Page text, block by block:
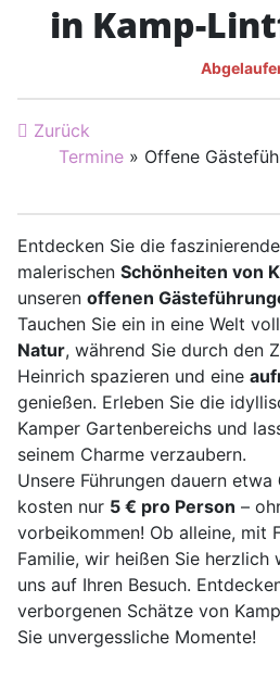
in Kamp-
Zurück
Termine » Offene
Entdecken Sie die
malerischen Schönheiten von
unseren offenen
Tauchen Sie ein in eine Welt
Natur, während Sie durch den
Heinrich spazieren und eine
genießen. Erleben Sie die
Kamper Gartenbereichs und
seinem Charme verzaubern.
Unsere Führungen dauern etwa
kosten nur 5 € pro Person –
vorbeikommen! Ob alleine, mit
Familie, wir heißen Sie herzlich
uns auf Ihren Besuch.
verborgenen Schätze von
Sie unvergessliche Momente!